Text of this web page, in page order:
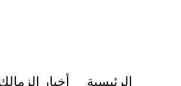
الرئيسية أخبار